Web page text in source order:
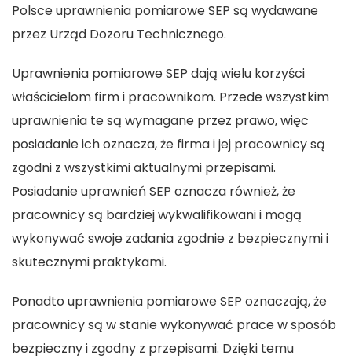
Polsce uprawnienia pomiarowe SEP są wydawane
przez Urząd Dozoru Technicznego.
Uprawnienia pomiarowe SEP dają wielu korzyści
właścicielom firm i pracownikom. Przede wszystkim
uprawnienia te są wymagane przez prawo, więc
posiadanie ich oznacza, że firma i jej pracownicy są
zgodni z wszystkimi aktualnymi przepisami.
Posiadanie uprawnień SEP oznacza również, że
pracownicy są bardziej wykwalifikowani i mogą
wykonywać swoje zadania zgodnie z bezpiecznymi i
skutecznymi praktykami.
Ponadto uprawnienia pomiarowe SEP oznaczają, że
pracownicy są w stanie wykonywać prace w sposób
bezpieczny i zgodny z przepisami. Dzięki temu